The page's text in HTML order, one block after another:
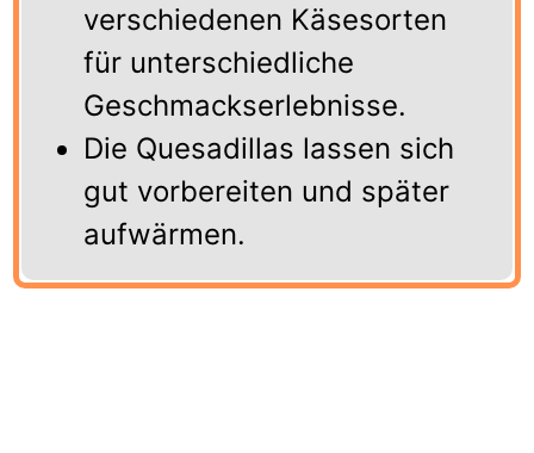
verschiedenen Käsesorten
für unterschiedliche
Geschmackserlebnisse.
Die Quesadillas lassen sich
gut vorbereiten und später
aufwärmen.